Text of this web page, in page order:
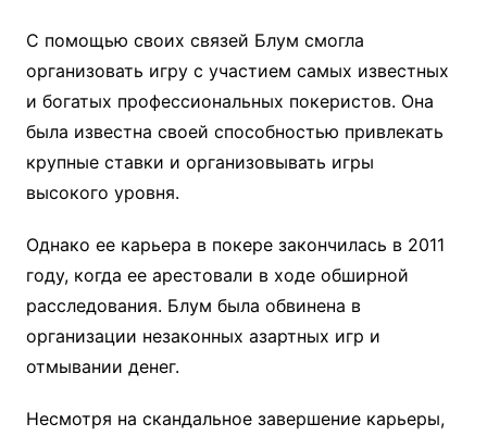
С помощью своих связей Блум смогла
организовать игру с участием самых известных
и богатых профессиональных покеристов. Она
была известна своей способностью привлекать
крупные ставки и организовывать игры
высокого уровня.
Однако ее карьера в покере закончилась в 2011
году, когда ее арестовали в ходе обширной
расследования. Блум была обвинена в
организации незаконных азартных игр и
отмывании денег.
Несмотря на скандальное завершение карьеры,